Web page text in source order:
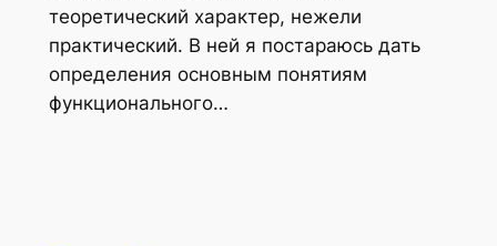
теоретический характер, нежели
практический. В ней я постараюсь дать
определения основным понятиям
функционального…